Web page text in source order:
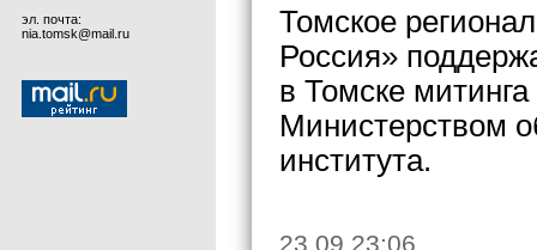
эл. почта:
nia.tomsk@mail.ru
Томское
Россия»
в Томске
Министерством
института.
23.09 23:06